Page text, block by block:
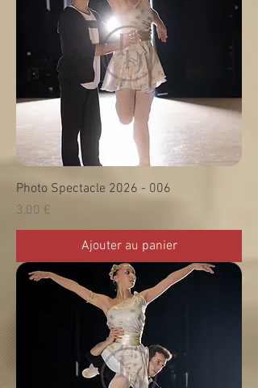
Photo Spectacle 2026 - 006
Prix
3,00 €
Ajouter au panier